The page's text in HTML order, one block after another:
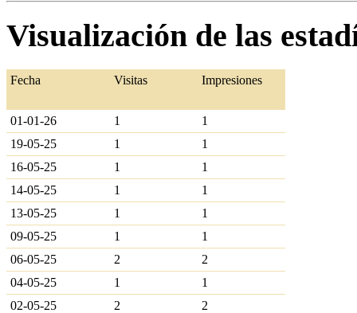
Visualización de las
Fecha Visitas Impresiones
01-01-26 1
1
19-05-25
1
1
16-05-25
1
1
14-05-25
1
1
13-05-25
1
1
09-05-25
1
1
06-05-25
2
2
04-05-25
1
1
02-05-25
2
2